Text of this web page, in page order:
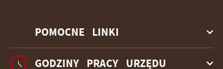
POMOCNE LINKI
GODZINY PRACY URZĘDU